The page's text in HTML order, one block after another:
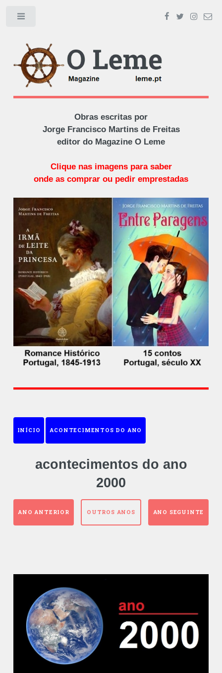
Obras escritas por
Jorge Francisco Martins de Freitas
editor do Magazine O Leme
Clique nas imagens para saber
onde as comprar ou pedir emprestadas
INÍCIO ACONTECIMENTOS DO ANO
acontecimentos do ano
2000
ANO ANTERIOR OUTROS ANOS ANO SEGUINTE